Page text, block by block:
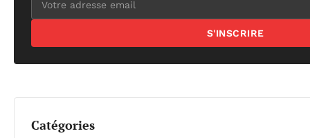
S'INSCRIRE
Catégories